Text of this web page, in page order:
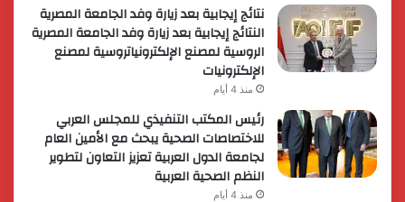
نتائج إيجابية بعد زيارة وفد الجامعة المصرية
النتائج إيجابية بعد زيارة وفد الجامعة المصرية
الروسية لمصنع الإلكترونياتروسية لمصنع
الإلكترونيات
منذ 4 أيام
رئيس المكتب التنفيذي للمجلس العربي
للاختصاصات الصحية يبحث مع الأمين العام
لجامعة الدول العربية تعزيز التعاون لتطوير
النظم الصحية العربية
منذ 4 أيام